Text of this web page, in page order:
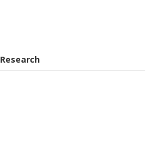
Research